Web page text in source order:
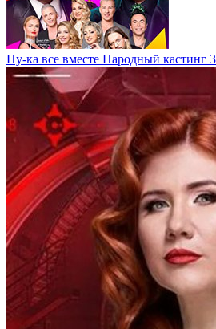
Ну-ка все вместе Народный кастинг 3